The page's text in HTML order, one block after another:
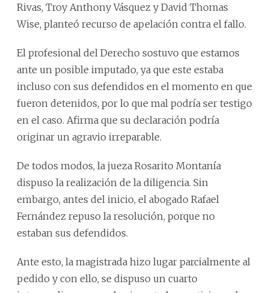
Rivas, Troy Anthony Vásquez y David Thomas
Wise, planteó recurso de apelación contra el fallo.
El profesional del Derecho sostuvo que estamos
ante un posible imputado, ya que este estaba
incluso con sus defendidos en el momento en que
fueron detenidos, por lo que mal podría ser testigo
en el caso. Afirma que su declaración podría
originar un agravio irreparable.
De todos modos, la jueza Rosarito Montanía
dispuso la realización de la diligencia. Sin
embargo, antes del inicio, el abogado Rafael
Fernández repuso la resolución, porque no
estaban sus defendidos.
Ante esto, la magistrada hizo lugar parcialmente al
pedido y con ello, se dispuso un cuarto